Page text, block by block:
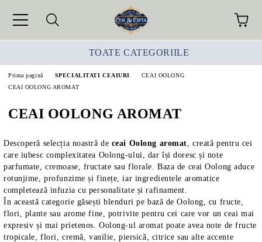
TOATE CATEGORIILE
Prima pagină SPECIALITATI CEAIURI
CEAI OOLONG
CEAI OOLONG AROMAT
CEAI OOLONG AROMAT
Descoperă selecția noastră de ceai Oolong aromat, creată pentru cei
care iubesc complexitatea Oolong-ului, dar își doresc și note
parfumate, cremoase, fructate sau florale. Baza de ceai Oolong aduce
rotunjime, profunzime și finețe, iar ingredientele aromatice
completează infuzia cu personalitate și rafinament.
În această categorie găsești blenduri pe bază de Oolong, cu fructe,
flori, plante sau arome fine, potrivite pentru cei care vor un ceai mai
expresiv și mai prietenos. Oolong-ul aromat poate avea note de fructe
tropicale, flori, cremă, vanilie, piersică, citrice sau alte accente